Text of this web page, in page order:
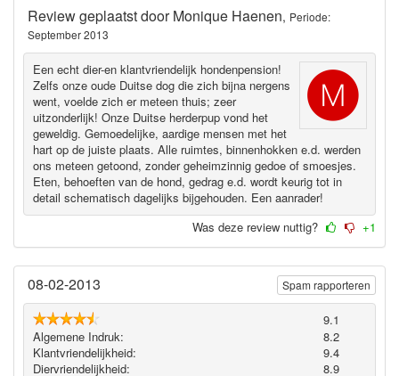
Review geplaatst doorMonique Haenen, Periode:
September 2013
Een echt dier-en klantvriendelijk hondenpension!
Zelfs onze oude Duitse dog die zich bijna nergens
went, voelde zich er meteen thuis; zeer
uitzonderlijk! Onze Duitse herderpup vond het
geweldig. Gemoedelijke, aardige mensen met het
hart op de juiste plaats. Alle ruimtes, binnenhokken e.d. werden
ons meteen getoond, zonder geheimzinnig gedoe of smoesjes.
Eten, behoeften van de hond, gedrag e.d. wordt keurig tot in
detail schematisch dagelijks bijgehouden. Een aanrader!
Was deze review nuttig? +1
08-02-2013
9.1
Algemene Indruk:
8.2
Klantvriendelijkheid:
9.4
Diervriendelijkheid:
8.9
Spam rapporteren